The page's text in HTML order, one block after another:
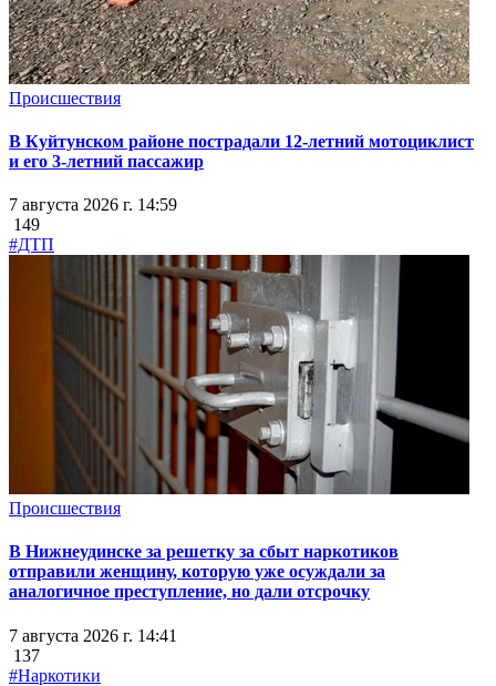
Происшествия
В Куйтунском районе пострадали 12-летний мотоциклист
и его 3-летний пассажир
7 августа 2026 г. 14:59
149
#ДТП
Происшествия
В Нижнеудинске за решетку за сбыт наркотиков
отправили женщину, которую уже осуждали за
аналогичное преступление, но дали отсрочку
7 августа 2026 г. 14:41
137
#Наркотики